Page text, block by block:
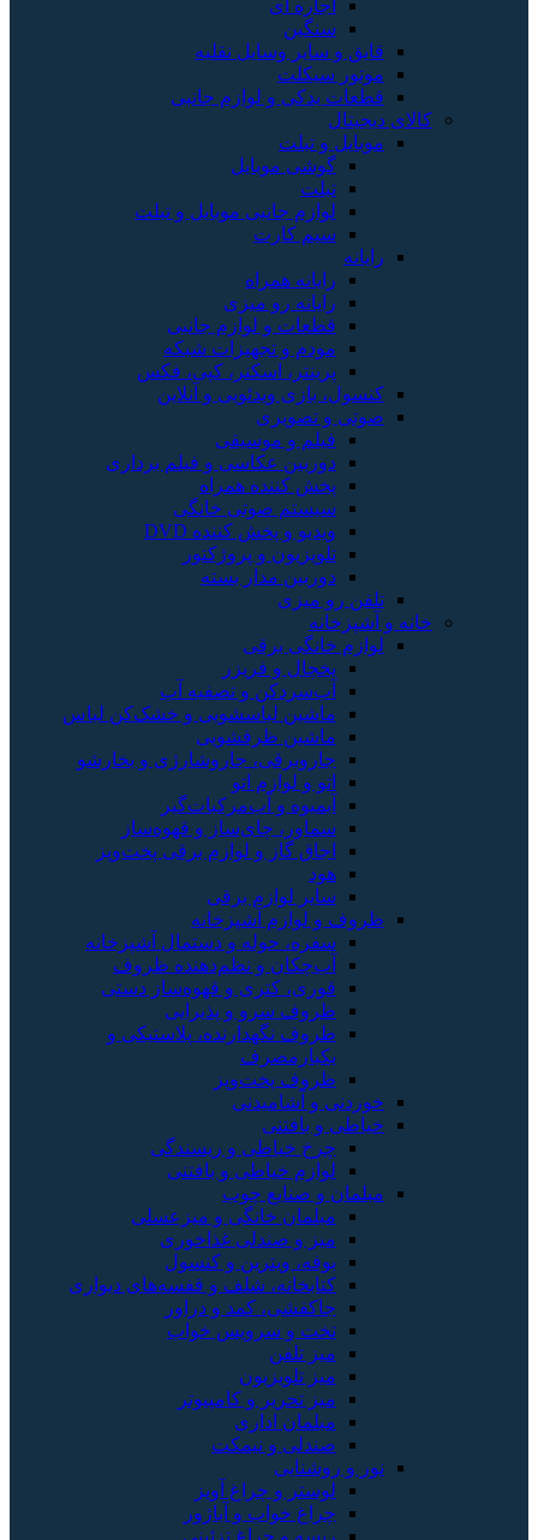
اجاره ای
سنگین
قایق و سایر وسایل نقلیه
موتور سیکلت
قطعات یدکی و لوازم جانبی
کالای دیجیتال
موبایل و تبلت
گوشی موبایل
تبلت
لوازم جانبی موبایل و تبلت
سیم کارت
رایانه
رایانه همراه
رایانه رو میزی
قطعات و لوازم جانبی
مودم و تجهیزات شبکه
پرینتر، اسکنر، کپی، فکس
کنسول، بازی‌ ویدئویی و آنلاین
صوتی و تصویری
فیلم و موسیقی
دوربین عکاسی و فیلم برداری
پخش کننده همراه
سیستم صوتی خانگی
ویدیو و پخش کننده DVD
تلویزیون و پروژکتور
دوربین مدار بسته
تلفن رو میزی
خانه و آشپزخانه
لوازم خانگی برقی
یخچال و فریزر
آب‌سردکن و تصفیه آب
ماشین لباسشویی و خشک‌کن لباس
ماشین ظرفشویی
جاروبرقی، جاروشارژی و بخارشو
اتو و لوازم اتو
آبمیوه و آب‌مرکبات‌گیر
سماور، چای‌ساز و قهوه‌ساز
اجاق گاز و لوازم برقی پخت‌وپز
هود
سایر لوازم برقی
ظروف و لوازم آشپزخانه
سفره، حوله و دستمال آشپزخانه
آب‌چکان و نظم‌دهنده ظروف
قوری، کتری و قهوه‌ساز دستی
ظروف سرو و پذیرایی
ظروف نگهدارنده، پلاستیکی و
یکبارمصرف
ظروف پخت‌وپز
خوردنی و آشامیدنی
خیاطی و بافتنی
چرخ خیاطی و ریسندگی
لوازم خیاطی و بافتنی
مبلمان و صنایع چوب
مبلمان خانگی و میزعسلی
میز و صندلی غذاخوری
بوفه، ویترین و کنسول
کتابخانه، شلف و قفسه‌های دیواری
جاکفشی، کمد و دراور
تخت و سرویس خواب
میز تلفن
میز تلویزیون
میز تحریر و کامپیوتر
مبلمان اداری
صندلی و نیمکت
نور و روشنایی
لوستر و چراغ آویز
چراغ خواب و آباژور